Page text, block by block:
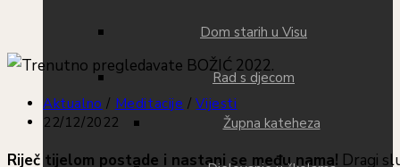
Dom starih u Visu
Rad s djecom
Župna kateheza
Aktualno / Meditacije / Vijesti
22/12/2022
Riječ tijelom postade i nastani se među nama! Dragi